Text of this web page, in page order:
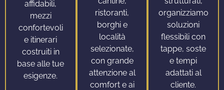
affidabili,
mezzi
confortevoli
e itinerari
costruiti in
base alle tue
esigenze.
ristoranti,
borghi e
località
selezionate,
con grande
attenzione al
comfort e ai
organizziamo
soluzioni
flessibili con
tappe, soste
e tempi
adattati al
cliente.